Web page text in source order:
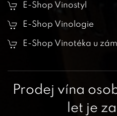
E-Shop Vinostyl
E-Shop Vinologie
E-Shop Vinotéka u
Prodej vína
let je